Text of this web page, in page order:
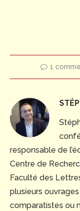
1
responsable de
Centre de
Faculté des
plusieurs
comparatistes ou